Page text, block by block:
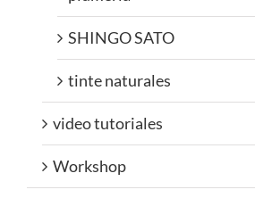
SHINGO SATO
tinte naturales
video tutoriales
Workshop